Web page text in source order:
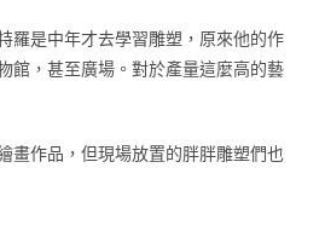
羅是中年才去學習雕塑，原來他的作
館，甚至廣場。對於產量這麼高的藝
畫作品，但現場放置的胖胖雕塑們也